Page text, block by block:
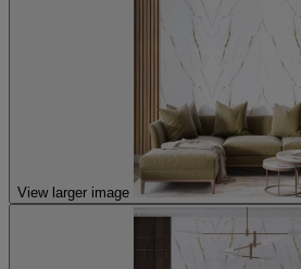
View larger image